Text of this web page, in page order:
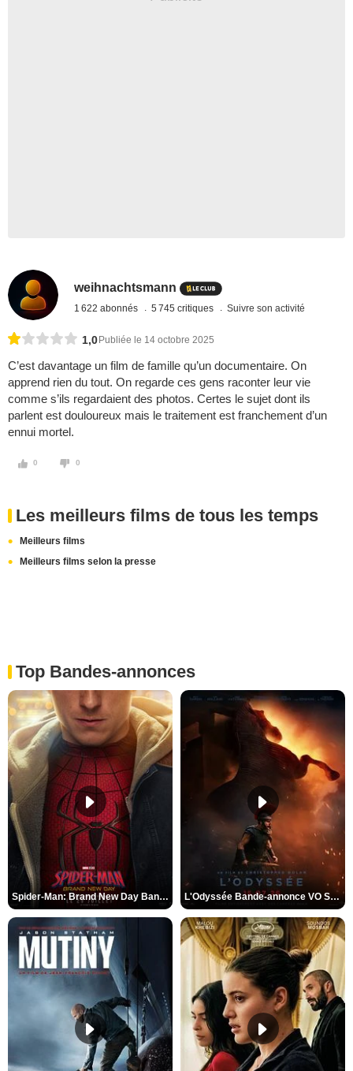
weihnachtsmann
1 622 abonnés 5 745 critiques Suivre son activité
1,0 Publiée le 14 octobre 2025
C’est davantage un film de famille qu’un documentaire. On
apprend rien du tout. On regarde ces gens raconter leur vie
comme s’ils regardaient des photos. Certes le sujet dont ils
parlent est douloureux mais le traitement est franchement d’un
ennui mortel.
0 0
Les meilleurs films de tous les temps
Meilleurs films
Meilleurs films selon la presse
Top Bandes-annonces
Spider-Man: Brand New Day Bande-annonce VO STFR L'Odyssée Bande-annonce VO STFR